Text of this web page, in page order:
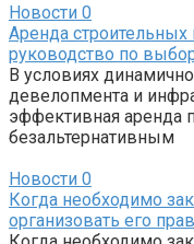
Новости 0
Аренда
руководство по
В условиях
девелопмента и
эффективная аренда
безальтернативным
Новости 0
Когда необходимо
организовать его